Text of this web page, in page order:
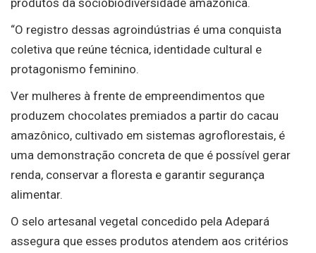
produtos da sociobiodiversidade amazônica.
“O registro dessas agroindústrias é uma conquista
coletiva que reúne técnica, identidade cultural e
protagonismo feminino.
Ver mulheres à frente de empreendimentos que
produzem chocolates premiados a partir do cacau
amazônico, cultivado em sistemas agroflorestais, é
uma demonstração concreta de que é possível gerar
renda, conservar a floresta e garantir segurança
alimentar.
O selo artesanal vegetal concedido pela Adepará
assegura que esses produtos atendem aos critérios